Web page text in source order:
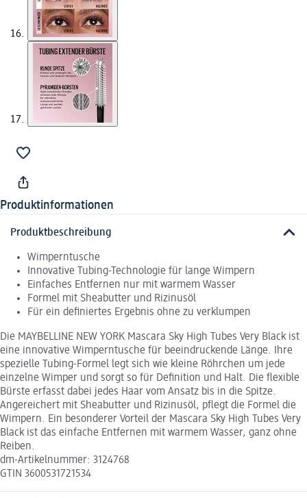
Produktinformationen
Produktbeschreibung
Wimperntusche
Innovative Tubing-Technologie für lange Wimpern
Einfaches Entfernen nur mit warmem Wasser
Formel mit Sheabutter und Rizinusöl
Für ein definiertes Ergebnis ohne zu verklumpen
Die MAYBELLINE NEW YORK Mascara Sky High Tubes Very Black ist
eine innovative Wimperntusche für beeindruckende Länge. Ihre
spezielle Tubing-Formel legt sich wie kleine Röhrchen um jede
einzelne Wimper und sorgt so für Definition und Halt. Die flexible
Bürste erfasst dabei jedes Haar vom Ansatz bis in die Spitze.
Angereichert mit Sheabutter und Rizinusöl, pflegt die Formel die
Wimpern. Ein besonderer Vorteil der Mascara Sky High Tubes Very
Black ist das einfache Entfernen mit warmem Wasser, ganz ohne
Reiben.
dm-Artikelnummer: 3124768
GTIN 3600531721534